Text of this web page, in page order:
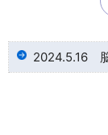
2024.5.16